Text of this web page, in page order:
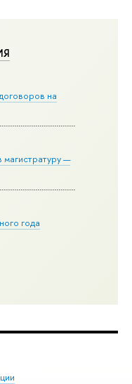
на
магистратуру —
года